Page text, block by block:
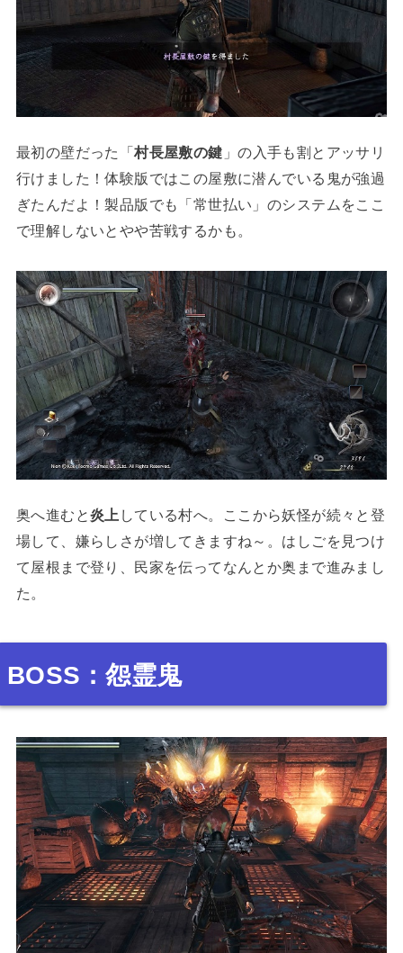
最初の壁だった「村長屋敷の鍵 」の入手も割とアッサリ
行けました！体験版ではこの屋敷に潜んでいる鬼が強過
ぎたんだよ！製品版でも「常世払い」のシステムをここ
で理解しないとやや苦戦するかも。
奥へ進むと炎上 している村へ。ここから妖怪が続々と登
場して、嫌らしさが増してきますね～。はしごを見つけ
て屋根まで登り、民家を伝ってなんとか奥まで進みまし
た。
BOSS：怨霊鬼